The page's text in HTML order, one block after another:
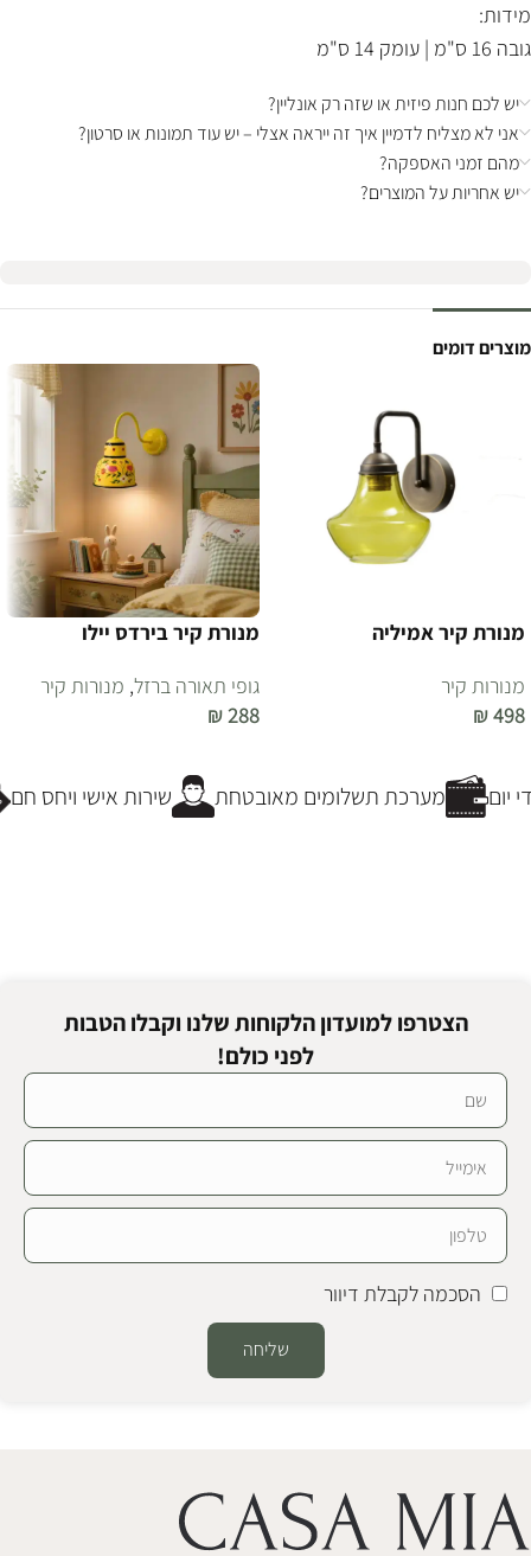
מידות:
גובה 16 ס"מ | עומק 14 ס"מ
יש לכם חנות פיזית או שזה רק אונליין?
אני לא מצליח לדמיין איך זה ייראה אצלי – יש עוד תמונות או סרטון?
מהם זמני האספקה?
יש אחריות על המוצרים?
מוצרים דומים
מנורת קיר אמיליה
מנורות קיר
₪498
מנורת קיר בירדס יילו
גופי תאורה ברזל, מנורות קיר
₪288
שירות אישי ויחס חם מערכת תשלומים מאובטחת
הצטרפו למועדון הלקוחות שלנו וקבלו הטבות
לפני כולם!
הסכמה לקבלת דיוור
שליחה